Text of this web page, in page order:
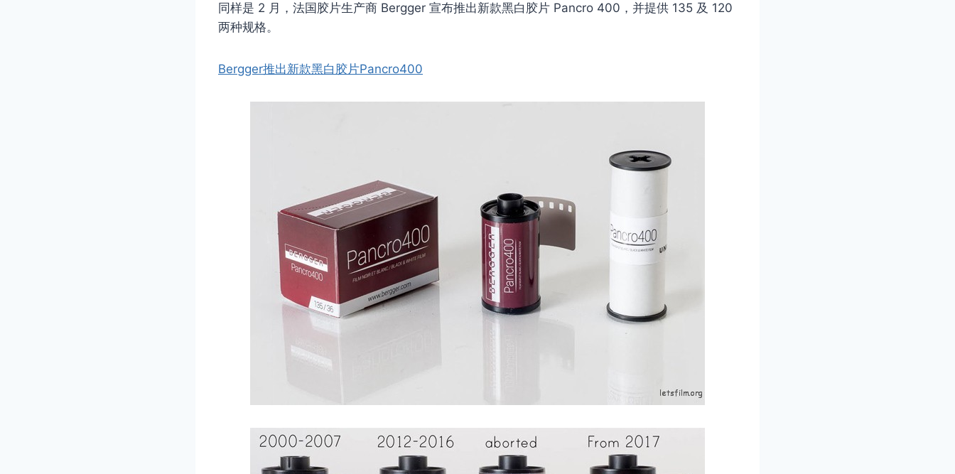
同样是 2 月，法国胶片生产商 Bergger 宣布推出新款黑白胶片 Pancro 400，并提供 135 及 120
两种规格。
Bergger推出新款黑白胶片Pancro400